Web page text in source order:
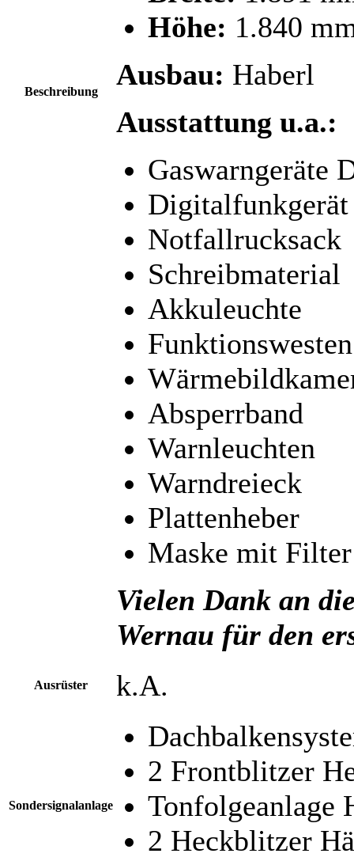
Beschreibung
Höhe: 1.840
Ausbau: Haberl
Ausstattung u.a.:
Gaswarngeräte
Notfallrucksack
Schreibmaterial
Akkuleuchte
Funktionswesten
Absperrband
Warnleuchten
Warndreieck
Plattenheber
Maske mit Filter
Vielen Dank an
Wernau für den
Ausrüster k.A.
Sondersignalanlage
2 Frontblitzer
Tonfolgeanlage
2 Heckblitzer